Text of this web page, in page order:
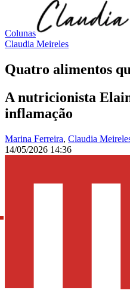
Colunas
Claudia Meireles
Quatro alimentos
A nutricionista
inflamação
Marina Ferreira, Claudia
14/05/2026 14:36